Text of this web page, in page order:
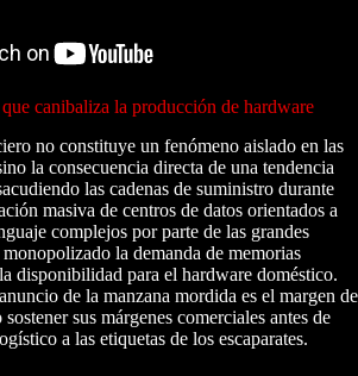
canibaliza la producción de hardware
no constituye un fenómeno aislado en las
la consecuencia directa de una tendencia
las cadenas de suministro durante
masiva de centros de datos orientados a
complejos por parte de las grandes
la demanda de memorias
disponibilidad para el hardware doméstico.
de la manzana mordida es el margen de
sus márgenes comerciales antes de
a las etiquetas de los escaparates.